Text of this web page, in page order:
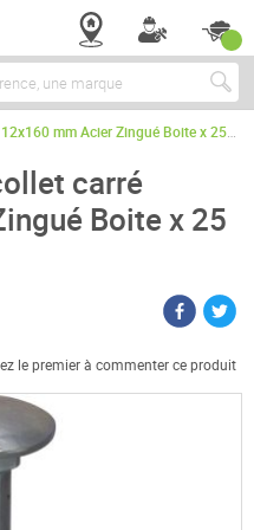
Chercher
mm Acier Zingué Boite x 25 NORAIL
carré
Boite x 25
le premier à commenter ce produit